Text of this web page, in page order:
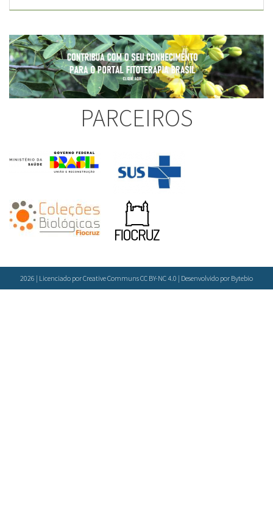
PARCEIROS
2026 | Licenciado por Creative Communs CC BY-NC 4.0 | Desenvolvido por Bytebio